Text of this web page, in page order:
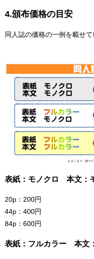
4.頒布価格の目安
同人誌の価格の一例を載せて
表紙：モノクロ 本文：
20p：200円
44p：400円
84p：600円
表紙：フルカラー 本文